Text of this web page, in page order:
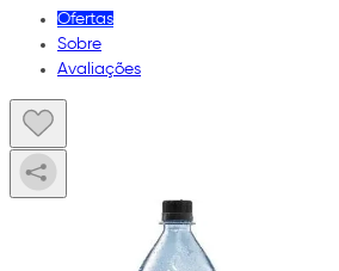
Ofertas
Sobre
Avaliações